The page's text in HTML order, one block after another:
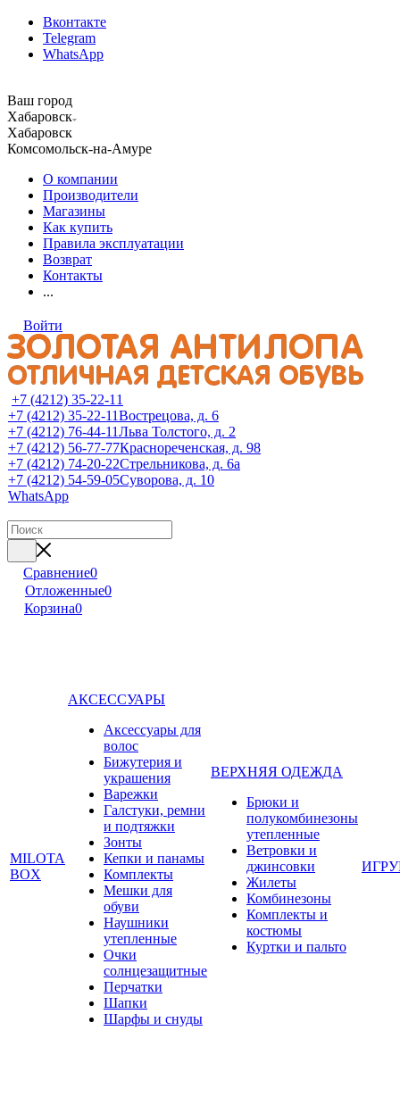
Вконтакте
Telegram
WhatsApp
Ваш город
Хабаровск
Хабаровск
Комсомольск-на-Амуре
О компании
Производители
Магазины
Как купить
Правила эксплуатации
Возврат
Контакты
...
Войти
+7 (4212) 35-22-11
+7 (4212) 35-22-11Вострецова, д. 6
+7 (4212) 76-44-11Льва Толстого, д. 2
+7 (4212) 56-77-77Краснореченская, д. 98
+7 (4212) 74-20-22Стрельникова, д. 6а
+7 (4212) 54-59-05Суворова, д. 10
WhatsApp
Сравнение0
Отложенные0
Корзина0
MILOTA
BOX
АКСЕССУАРЫ
Аксессуары для
волос
Бижутерия и
украшения
Варежки
Галстуки, ремни
и подтяжки
Зонты
Кепки и панамы
Комплекты
Мешки для
обуви
Наушники
утепленные
Очки
солнцезащитные
Перчатки
Шапки
Шарфы и снуды
ВЕРХНЯЯ ОДЕЖДА
Брюки и
полукомбинезоны
утепленные
Ветровки и
джинсовки
Жилеты
Комбинезоны
Комплекты и
костюмы
Куртки и пальто